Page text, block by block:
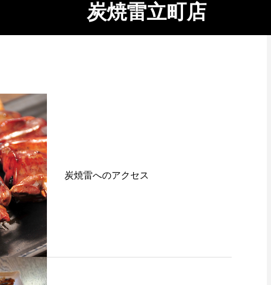
炭焼雷立町店
炭焼雷へのアクセス